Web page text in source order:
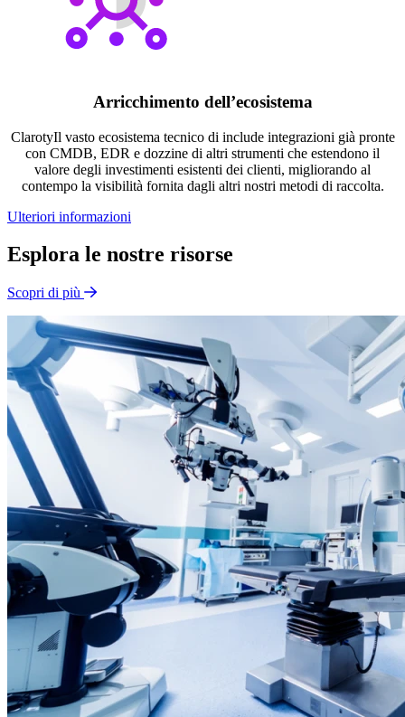
Arricchimento dell’ecosistema
ClarotyIl vasto ecosistema tecnico di include integrazioni già pronte
con CMDB, EDR e dozzine di altri strumenti che estendono il
valore degli investimenti esistenti dei clienti, migliorando al
contempo la visibilità fornita dagli altri nostri metodi di raccolta.
Ulteriori informazioni
Esplora le nostre risorse
Scopri di più